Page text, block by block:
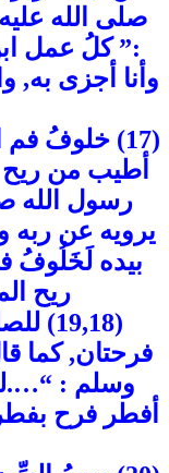
صلى الله
:” كلُ عمل
وأنا أجزى به,
(17) خلوفُ
أطيب من ريح
رسول الله
يرويه عن
بيده لَخَلُوفُ
ريح
فرحتان, كما
وسلم :
أفطر فرح